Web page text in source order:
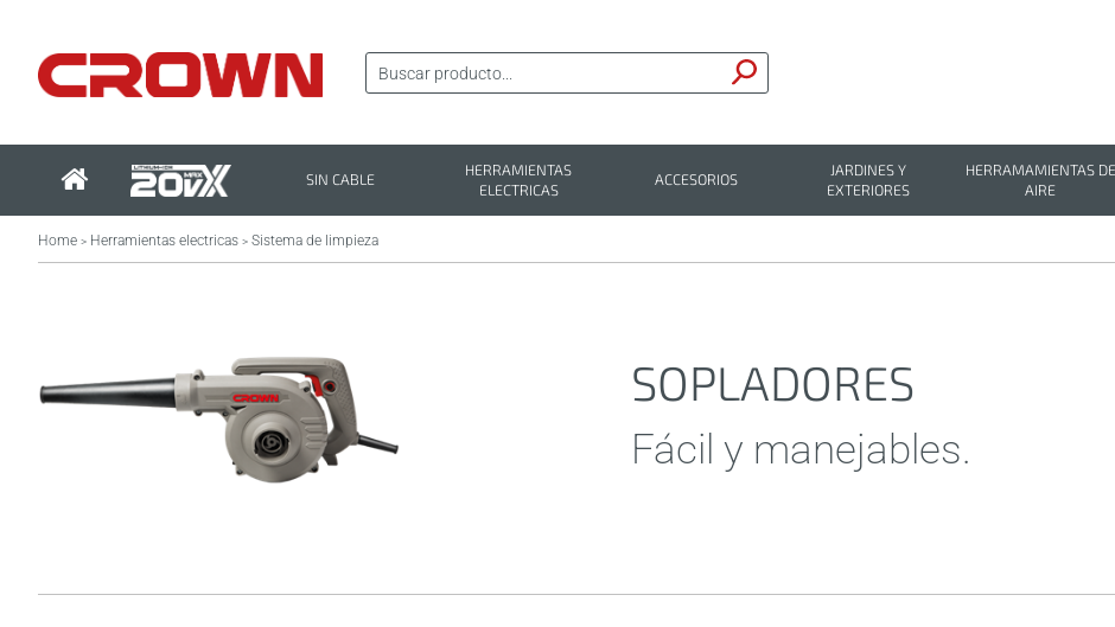
SIN CABLE
HERRAMIENTAS
ELECTRICAS
ACCESORIOS
JARDINES Y
EXTERIORES
HERRAMAMIENTAS DE
AIRE
Home > Herramientas electricas > Sistema de limpieza
SOPLADORES
Fácil y manejables.